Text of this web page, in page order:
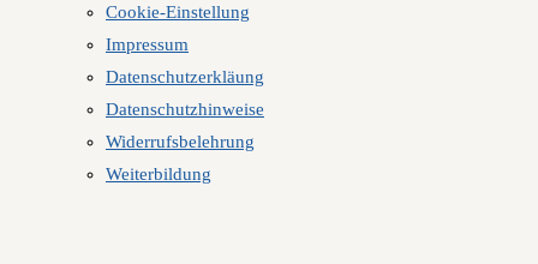
Cookie-Einstellung
Impressum
Datenschutzerkläung
Datenschutzhinweise
Widerrufsbelehrung
Weiterbildung